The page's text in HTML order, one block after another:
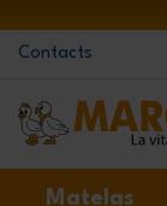
Contacts
Matelas